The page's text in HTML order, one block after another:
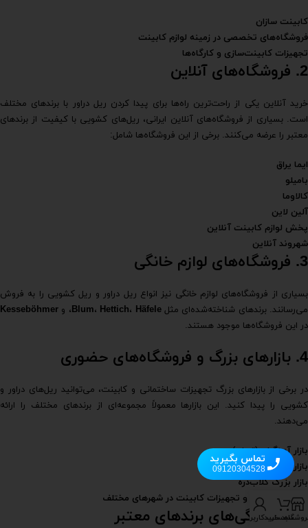
کابینت سازان
فروشگاه‌های تخصصی در زمینه لوازم کابینت
تجهیزات کابینت‌سازی و کارگاه‌ها
2. فروشگاه‌های آنلاین
خرید آنلاین یکی از راحت‌ترین راه‌ها برای پیدا کردن ریل دراور با برندهای مختلف
است. بسیاری از فروشگاه‌های آنلاین ایرانی، ریل‌های کشویی با کیفیت از برندهای
معتبر را عرضه می‌کنند. برخی از این فروشگاه‌ها شامل:
ایما یراق
بامیلو
کالاوما
آلین لاین
پخش لوازم کابینت آنلاین
شهروند آنلاین
3. فروشگاه‌های لوازم خانگی
بسیاری از فروشگاه‌های لوازم خانگی نیز انواع ریل دراور و ریل کشویی را به فروش
می‌رسانند. برندهای شناخته‌شده‌ای مثل
Blum، Hettich، Häfele ، و Kesseböhmer
در این فروشگاه‌ها موجود هستند.
4. بازارهای بزرگ و فروشگاه‌های حضوری
در برخی از بازارهای بزرگ تجهیزات ساختمانی و کابینت، می‌توانید ریل‌های دراور و
کشویی را پیدا کنید. این بازارها معمولاً مجموعه‌ای از برندهای مختلف را ارائه
می‌دهند.
بازار آهنگران(تهران)
بازار تهران
بازار بزرگ گلاب‌دره
بازار لوازم یدکی و تجهیزات کابینت در شهرهای مختلف
5. نمایندگی‌های برندهای معتبر سبد خرید
حساب کاربری من
تماس بگیرید
09120304528